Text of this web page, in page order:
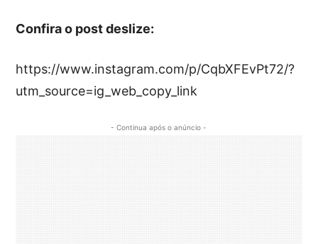
Confira o post deslize:
https://www.instagram.com/p/CqbXFEvPt72/?
utm_source=ig_web_copy_link
- Continua após o anúncio -